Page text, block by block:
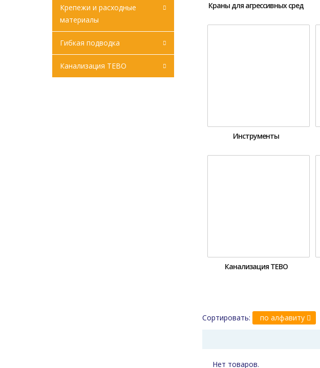
Крепежи и расходные
материалы
Гибкая подводка
Канализация ТЕВО
Краны для агрессивных сред
Инструменты
Канализация ТЕВО
Сортировать: по алфавиту
Нет товаров.